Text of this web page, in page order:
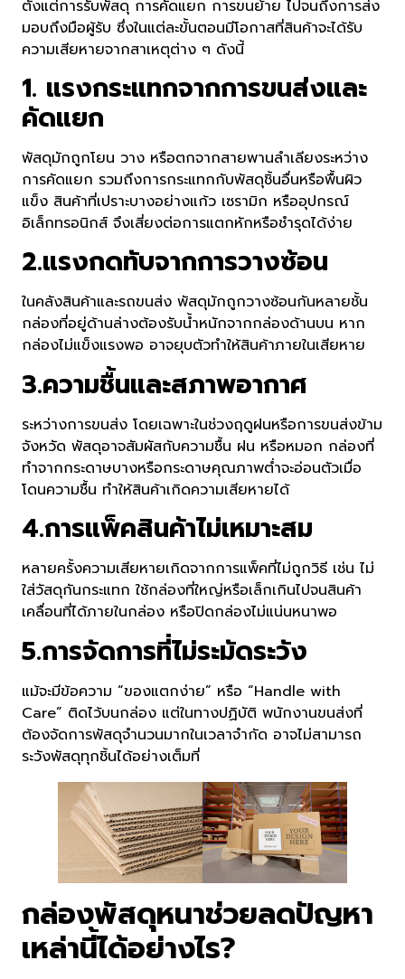
ตั้งแต่การรับพัสดุ การคัดแยก การขนย้าย ไปจนถึงการส่ง
มอบถึงมือผู้รับ ซึ่งในแต่ละขั้นตอนมีโอกาสที่สินค้าจะได้รับ
ความเสียหายจากสาเหตุต่าง ๆ ดังนี้
1. แรงกระแทกจากการขนส่งและ
คัดแยก
พัสดุมักถูกโยน วาง หรือตกจากสายพานลำเลียงระหว่าง
การคัดแยก รวมถึงการกระแทกกับพัสดุชิ้นอื่นหรือพื้นผิว
แข็ง สินค้าที่เปราะบางอย่างแก้ว เซรามิก หรืออุปกรณ์
อิเล็กทรอนิกส์ จึงเสี่ยงต่อการแตกหักหรือชำรุดได้ง่าย
2.แรงกดทับจากการวางซ้อน
ในคลังสินค้าและรถขนส่ง พัสดุมักถูกวางซ้อนกันหลายชั้น
กล่องที่อยู่ด้านล่างต้องรับน้ำหนักจากกล่องด้านบน หาก
กล่องไม่แข็งแรงพอ อาจยุบตัวทำให้สินค้าภายในเสียหาย
3.ความชื้นและสภาพอากาศ
ระหว่างการขนส่ง โดยเฉพาะในช่วงฤดูฝนหรือการขนส่งข้าม
จังหวัด พัสดุอาจสัมผัสกับความชื้น ฝน หรือหมอก กล่องที่
ทำจากกระดาษบางหรือกระดาษคุณภาพต่ำจะอ่อนตัวเมื่อ
โดนความชื้น ทำให้สินค้าเกิดความเสียหายได้
4.การแพ็คสินค้าไม่เหมาะสม
หลายครั้งความเสียหายเกิดจากการแพ็คที่ไม่ถูกวิธี เช่น ไม่
ใส่วัสดุกันกระแทก ใช้กล่องที่ใหญ่หรือเล็กเกินไปจนสินค้า
เคลื่อนที่ได้ภายในกล่อง หรือปิดกล่องไม่แน่นหนาพอ
5.การจัดการที่ไม่ระมัดระวัง
แม้จะมีข้อความ “ของแตกง่าย” หรือ “Handle with
Care” ติดไว้บนกล่อง แต่ในทางปฏิบัติ พนักงานขนส่งที่
ต้องจัดการพัสดุจำนวนมากในเวลาจำกัด อาจไม่สามารถ
ระวังพัสดุทุกชิ้นได้อย่างเต็มที่
กล่องพัสดุหนาช่วยลดปัญหา
เหล่านี้ได้อย่างไร?